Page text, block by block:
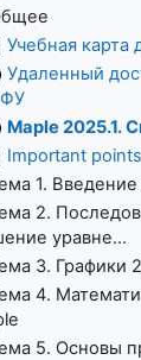
Учебная карта
Удаленный
Maple 2025.1.
Important
1. Введение
2.
уравне...
3. Графики
4.
5. Основы